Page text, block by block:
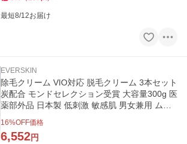
最短8/12お届け
EVERSKIN
除毛クリーム VIO対応 脱毛クリーム 3本セット
炭配合 モンドセレクション受賞 大容量300g 医
薬部外品 日本製 低刺激 敏感肌 男女兼用 ムダ
毛処理 EVERSKIN
16%OFF価格
6,552円